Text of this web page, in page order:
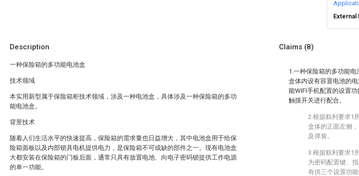
External
Description
一种保险箱的多功能电池盒
技术领域
本实用新型属于保险箱柜技术领域，涉及一种电池盒，具体涉及一种保险箱的多功
能电池盒。
背景技术
随着人们生活水平的快速提高，保险箱的需求量也日益增大，其中电池盒用于给保
险箱面板以及内部锁具电机提供电力，是保险箱不可或缺的部件之一。现有电池盒
大都安装在保险箱的门板后面，通常只具有放置电池、向电子密码锁提供工作电源
的单一功能。
Claims (8)
1.一种保险箱的多功能
盒体内设有容置电池的
能WIFI手机配置的设置
触摸开关进行配合。
2.根据权利要求1
盒体的正面左侧
及弹簧。
3.根据权利要求1
为密码配置键、
有供三个设置功